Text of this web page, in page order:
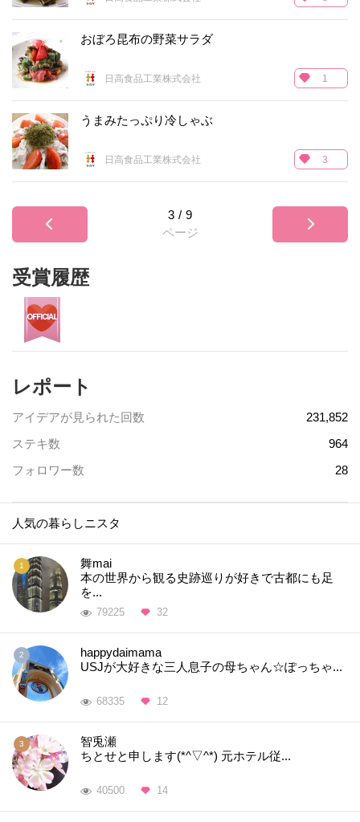
おぼろ昆布の野菜サラダ
日高食品工業株式会社 1
うまみたっぷり冷しゃぶ
日高食品工業株式会社 3
3 / 9
ページ
受賞履歴
レポート
アイデアが見られた回数
231,852
ステキ数
964
フォロワー数
28
人気の暮らしニスタ
舞mai
本の世界から観る史跡巡りが好きで古都にも足
を...
79225 32
happydaimama
USJが大好きな三人息子の母ちゃん☆ぽっちゃ...
68335 12
智兎瀬
ちとせと申します(*^▽^*) 元ホテル従...
40500 14